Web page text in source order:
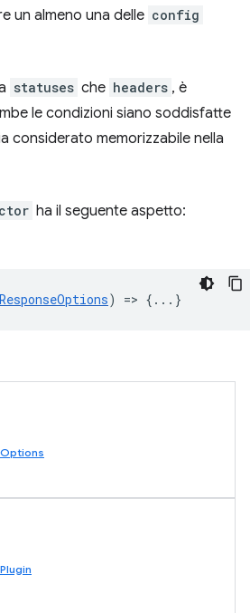
un almeno una delle config
statuses che headers , è
le condizioni siano soddisfatte
considerato memorizzabile nella
ha il seguente aspetto:
) => {...}